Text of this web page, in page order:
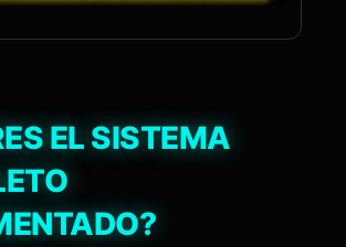
EL SISTEMA